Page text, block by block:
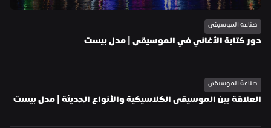
صناعة الموسيقى
دور كتابة الأغاني في الموسيقى | مدل بيست
صناعة الموسيقى
العلاقة بين الموسيقى الكلاسيكية والأنواع الحديثة | مدل بيست